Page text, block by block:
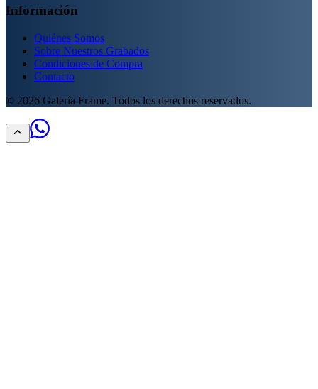
Información
Quiénes Somos
Sobre Nuestros Grabados
Condiciones de Compra
Contacto
© 2026 Galería Frame. Todos los derechos reservados.